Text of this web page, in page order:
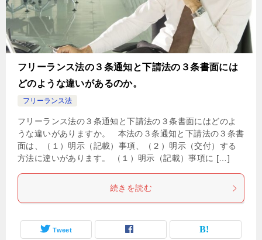
フリーランス法の３条通知と下請法の３条書面には
どのような違いがあるのか。
フリーランス法
フリーランス法の３条通知と下請法の３条書面にはどのよ
うな違いがありますか。 本法の３条通知と下請法の３条書
面は、（１）明示（記載）事項、（２）明示（交付）する
方法に違いがあります。 （１）明示（記載）事項に […]
続きを読む
Tweet